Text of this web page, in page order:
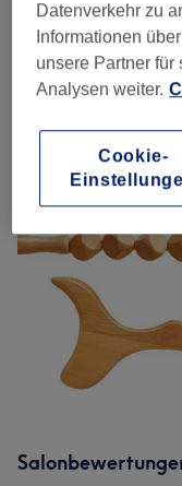
Unsere Arbeit
Bild anklicken für
Datenverkehr zu
Informationen
unsere Partner
Analysen weiter.
Cookie-